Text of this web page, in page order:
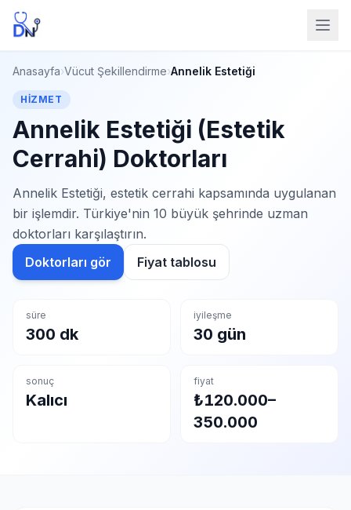
Anasayfa›Vücut Şekillendirme›Annelik Estetiği
HIZMET
Annelik Estetiği (Estetik
Cerrahi) Doktorları
Annelik Estetiği, estetik cerrahi kapsamında uygulanan
bir işlemdir. Türkiye'nin 10 büyük şehrinde uzman
doktorları karşılaştırın.
Doktorları gör
Fiyat tablosu
süre
300 dk
iyileşme
30 gün
sonuç
Kalıcı
fiyat
₺120.000–
350.000